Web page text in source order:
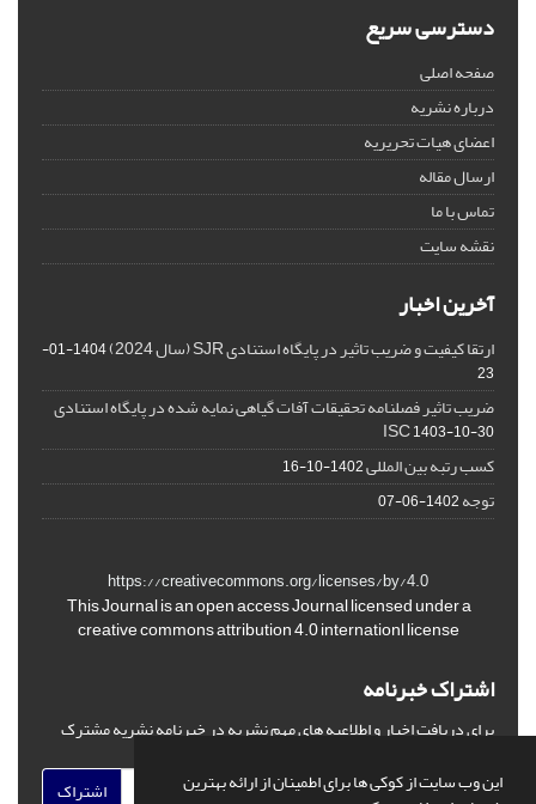
این وب سایت از کوکی ها برای اطمینان از ارائه بهترین
دسترسی سریع
صفحه اصلی
درباره نشریه
اعضای هیات تحریریه
ارسال مقاله
تماس با ما
نقشه سایت
آخرین اخبار
ارتقا کیفیت و ضریب تاثیر در پایگاه استنادی SJR (سال 2024)
1404-01-
23
ضریب تاثیر فصلنامه تحقیقات آفات گیاهی نمایه شده در پایگاه استنادی
ISC1403-10-30
کسب رتبه بین المللی1402-10-16
توجه1402-06-07
https://creativecommons.org/licenses/by/4.0
This Journal is an open access Journal licensed under a
creative commons attribution 4.0 internationl license
اشتراک خبرنامه
برای دریافت اخبار و اطلاعیه های مهم نشریه در خبرنامه نشریه مشترک
اشتراک